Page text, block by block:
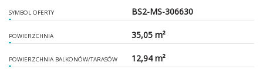
SYMBOL OFERTY BS2-MS-306630
POWIERZCHNIA 35,05 m²
POWIERZCHNIA BALKONÓW/TARASÓW 12,94 m²